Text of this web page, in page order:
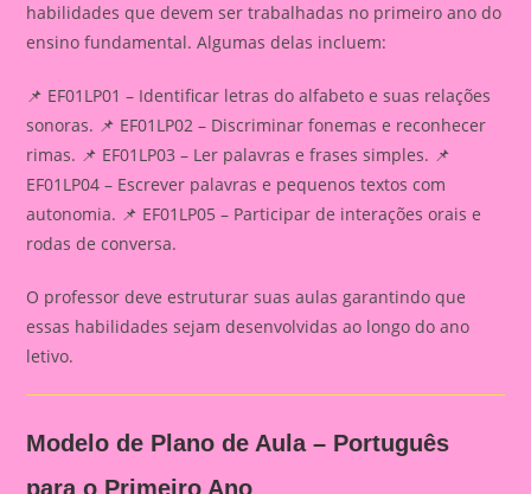
habilidades que devem ser trabalhadas no primeiro ano do
ensino fundamental. Algumas delas incluem:
📌 EF01LP01 – Identificar letras do alfabeto e suas relações
sonoras. 📌 EF01LP02 – Discriminar fonemas e reconhecer
rimas. 📌 EF01LP03 – Ler palavras e frases simples. 📌
EF01LP04 – Escrever palavras e pequenos textos com
autonomia. 📌 EF01LP05 – Participar de interações orais e
rodas de conversa.
O professor deve estruturar suas aulas garantindo que
essas habilidades sejam desenvolvidas ao longo do ano
letivo.
Modelo de Plano de Aula – Português
para o Primeiro Ano